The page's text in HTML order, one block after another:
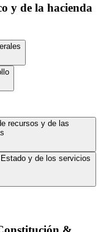
y de la hacienda
recursos y de las
y de los servicios